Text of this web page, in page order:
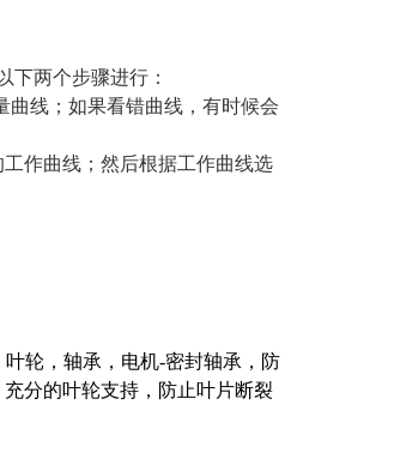
下两个步骤进行：
曲线；如果看错曲线，有时候会
作曲线；然后根据工作曲线选
轮，轴承，电机-密封轴承，防
分的叶轮支持，防止叶片断裂